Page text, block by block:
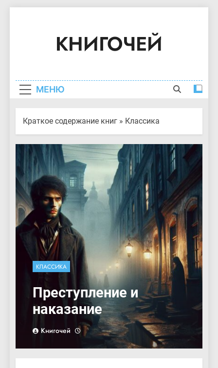
содержимомуКНИГОЧЕЙ
МЕНЮ
Краткое содержание книг » Классика
КЛАССИКА
Преступление и
наказание
Книгочей